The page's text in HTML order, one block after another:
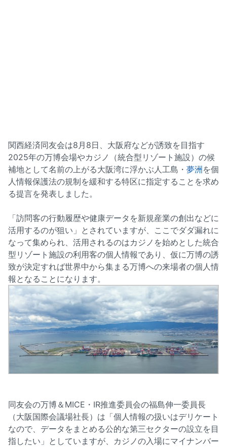
関西経済同友会は8月8日、大阪府などが誘致を目指す
2025年の万博会場やカジノ（統合型リゾート施設）の候
補地として名前の上がる大阪湾に浮かぶ人工島・ 夢洲 を個
人情報保護法の規制を緩和する特区に指定することを求め
る提言を発表しました。
「訪問客の行動履歴や健康データを新規産業の創出などに
活用するのが狙い」とされていますが、ここでダダ漏れに
なって集められ、活用されるのはカジノを始めとした統合
型リゾート施設の利用客の個人情報であり、仮に万博の誘
致が決定すれば世界中から集まる万博への来場者の個人情
報となることになります。
同友会の万博＆MICE・IR推進委員会の福島伸一委員長
（大阪国際会議場社長）は「個人情報の扱いはデリケート
なので、データをまとめる公的な第三セクターの設立を目
指したい」としていますが、カジノの入場にマイナンバー